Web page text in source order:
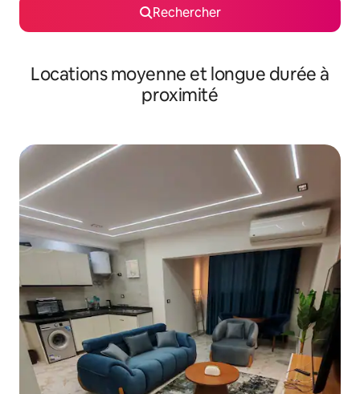
Rechercher
Locations moyenne et longue durée à
proximité